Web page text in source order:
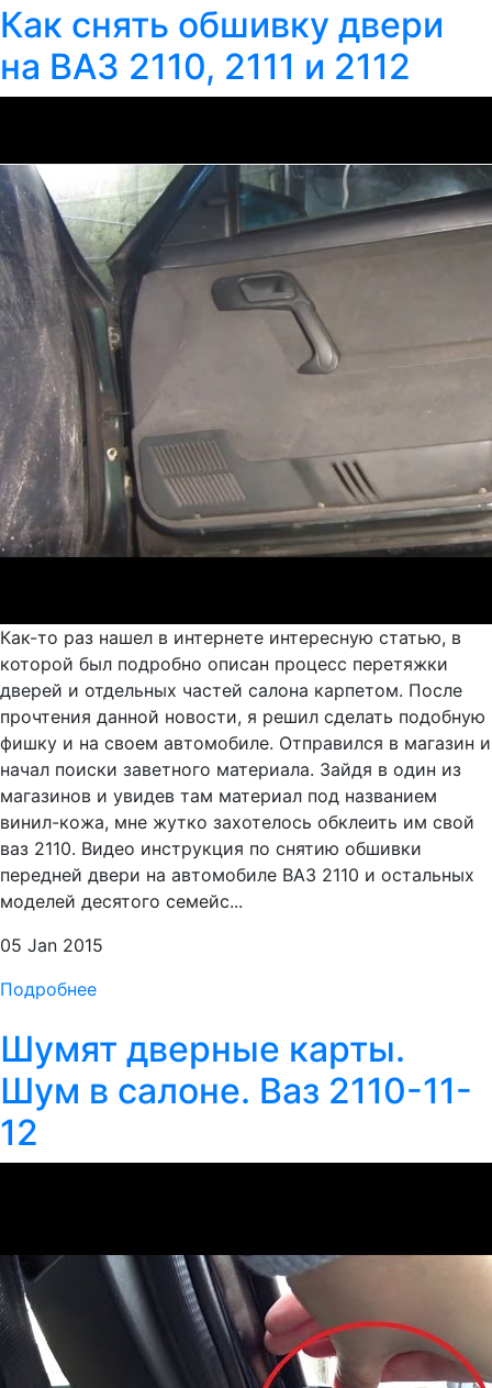
Как снять обшивку двери
на ВАЗ 2110, 2111 и 2112
Как-то раз нашел в интернете интересную статью, в
которой был подробно описан процесс перетяжки
дверей и отдельных частей салона карпетом. После
прочтения данной новости, я решил сделать подобную
фишку и на своем автомобиле. Отправился в магазин и
начал поиски заветного материала. Зайдя в один из
магазинов и увидев там материал под названием
винил-кожа, мне жутко захотелось обклеить им свой
ваз 2110. Видео инструкция по снятию обшивки
передней двери на автомобиле ВАЗ 2110 и остальных
моделей десятого семейс...
05 Jan 2015
Подробнее
Шумят дверные карты.
Шум в салоне. Ваз 2110-11-
12